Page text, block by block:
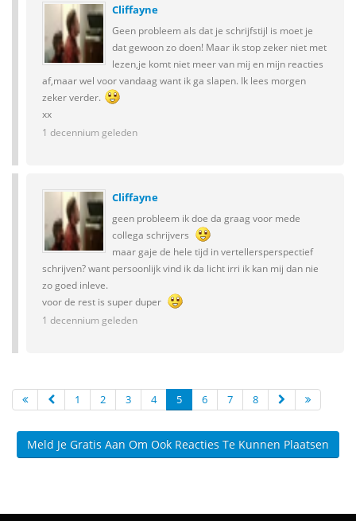
Cliffayne
Geen probleem als dat je schrijfstijl is moet je
dat gewoon zo doen! Maar ik stop zeker niet met
lezen,je komt niet meer van mij en mijn reacties
af,maar wel voor vandaag want ik ga slapen. Ik lees morgen
zeker verder.
xx
1 decennium geleden
Cliffayne
geen probleem ik doe da graag voor mede
collega schrijvers
maar gaje de hele tijd in vertellersperspectief
schrijven? want persoonlijk vind ik da licht irri ik kan mij dan nie
zo goed inleve.
voor de rest is super duper
1 decennium geleden
1 2 3 4 5 6 7 8
Meld Je Gratis Aan Om Ook Reacties Te Kunnen Plaatsen